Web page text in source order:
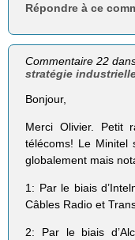
Répondre à ce
Commentaire 22
stratégie
Bonjour,
Merci Olivier. Petit
télécoms! Le Minitel
globalement mais
1: Par le biais
Câbles Radio et
2: Par le biais